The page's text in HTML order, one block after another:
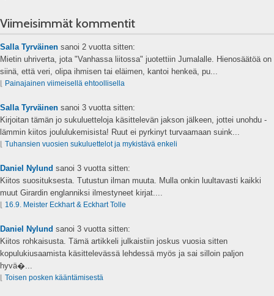
Viimeisimmät kommentit
Salla Tyrväinen sanoi 2 vuotta sitten:
Mietin uhriverta, jota "Vanhassa liitossa" juotettiin Jumalalle. Hienosäätöä on
siinä, että veri, olipa ihmisen tai eläimen, kantoi henkeä, pu...
⌊ Painajainen viimeisellä ehtoollisella
Salla Tyrväinen sanoi 3 vuotta sitten:
Kirjoitan tämän jo sukuluetteloja käsittelevän jakson jälkeen, jottei unohdu -
lämmin kiitos joululukemisista! Ruut ei pyrkinyt turvaamaan suink...
⌊ Tuhansien vuosien sukuluettelot ja mykistävä enkeli
Daniel Nylund sanoi 3 vuotta sitten:
Kiitos suosituksesta. Tutustun ilman muuta. Mulla onkin luultavasti kaikki
muut Girardin englanniksi ilmestyneet kirjat....
⌊ 16.9. Meister Eckhart & Eckhart Tolle
Daniel Nylund sanoi 3 vuotta sitten:
Kiitos rohkaisusta. Tämä artikkeli julkaistiin joskus vuosia sitten
kopulukiusaamista käsittelevässä lehdessä myös ja sai silloin paljon
hyvä�...
⌊ Toisen posken kääntämisestä